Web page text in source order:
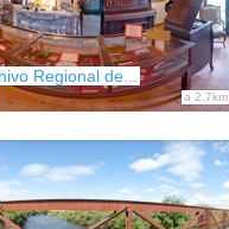
Regional de...
a 2.7km